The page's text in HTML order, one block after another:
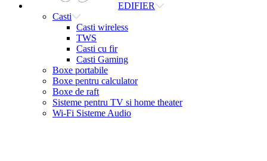
EDIFIER
Casti
Casti wireless
TWS
Casti cu fir
Casti Gaming
Boxe portabile
Boxe pentru calculator
Boxe de raft
Sisteme pentru TV si home theater
Wi-Fi Sisteme Audio